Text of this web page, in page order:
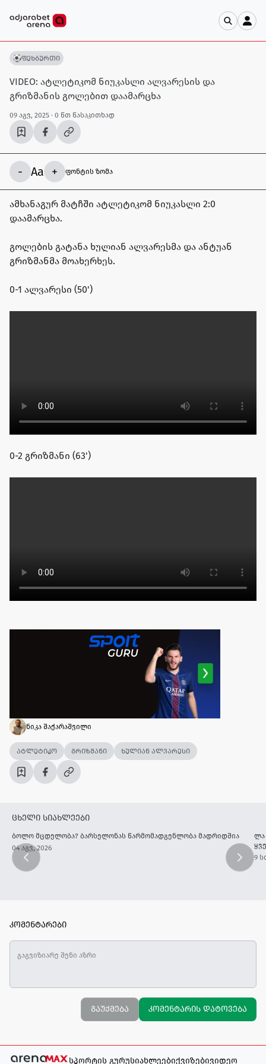
ფეხბურთი
VIDEO: ატლეტიკომ ნიუკასლი ალვარესის და
გრიზმანის გოლებით დაამარცხა
09 აგვ, 2025 · 0 წთ წასაკითხად
- Aa + ფონტის ზომა
ამხანაგურ მატჩში ატლეტიკომ ნიუკასლი 2:0
დაამარცხა.
გოლების გატანა ხულიან ალვარესმა და ანტუან
გრიზმანმა მოახერხეს.
0-1 ალვარესი (50')
0-2 გრიზმანი (63')
ნიკა შაქარაშვილი
ატლეტიკო გრიზმანი ხულიან ალვარესი
ცხელი სიახლეები
04 აგვ, 2026
ბოლო მცდელობა? ბარსელონას წარმომადგენლობა მადრიდშია
9
ლა
კომენტარები
გაუქმება კომენტარის დატოვება
სპორტის გურუსიახლეებიქვიზებივიდეო